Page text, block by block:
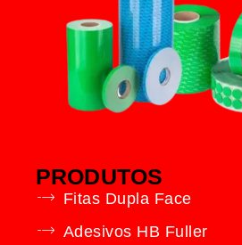
PRODUTOS
Fitas Dupla Face
Adesivos HB Fuller